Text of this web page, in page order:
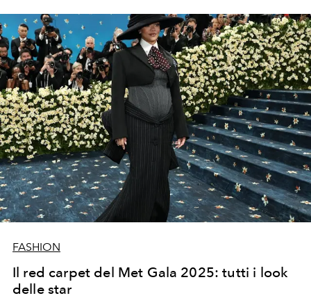
FASHION
Il red carpet del Met Gala 2025: tutti i look
delle star